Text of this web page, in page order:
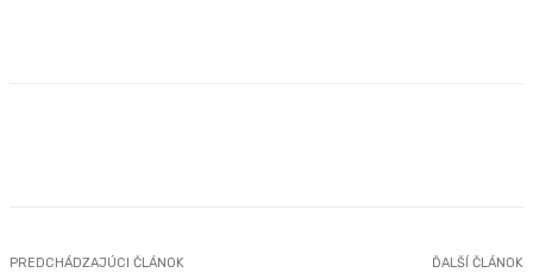
PREDCHÁDZAJÚCI ČLÁNOK ĎALŠÍ ČLÁNOK